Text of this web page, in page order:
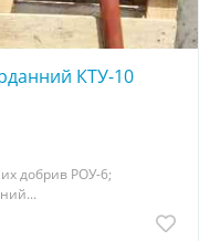
КТУ-10
добрив РОУ-6;